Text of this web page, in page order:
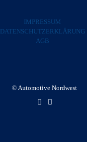
IMPRESSUM
DATENSCHUTZERKLÄRUNG
AGB
© Automotive Nordwest